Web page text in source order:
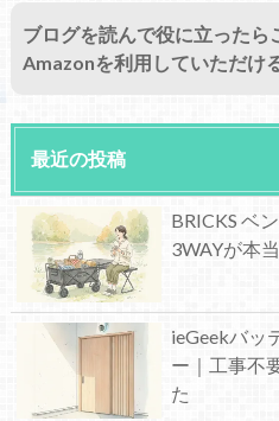
ブログを読んで役に立ったら
Amazonを利用していただけ
最近の投稿
BRICKS ベ
3WAYが本
ieGeekバッ
ー｜工事不
た